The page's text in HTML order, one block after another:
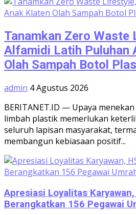
Tanamkan Zero Waste
Alfamidi Latih Puluhan
Olah Sampah Botol
admin 4 Agustus 2026
BERITANET.ID — Upaya
limbah plastik memerlukan
seluruh lapisan masyarakat,
membangun kebiasaan positif...
Apresiasi Loyalitas
Berangkatkan 156 Pegawai